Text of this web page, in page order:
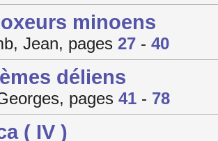
minoens
Jean, pages 27 - 40
déliens
pages 41 - 78
( IV )